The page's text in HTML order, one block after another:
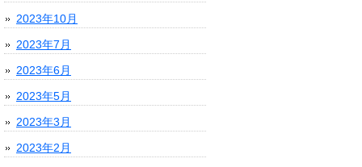
2023年10月
2023年7月
2023年6月
2023年5月
2023年3月
2023年2月